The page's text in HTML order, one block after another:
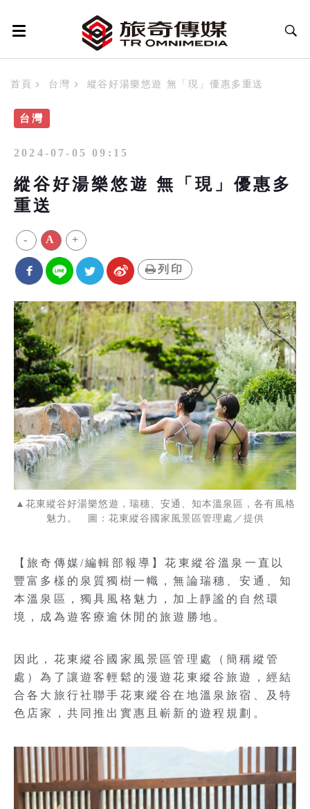
首頁 台灣 縱谷好湯樂悠遊 無「現」優惠多重送
台灣
2024-07-05 09:15
縱谷好湯樂悠遊 無「現」優惠多
重送
- A +
列印
▲花東縱谷好湯樂悠遊，瑞穗、安通、知本溫泉區，各有風格
魅力。 圖：花東縱谷國家風景區管理處／提供
【旅奇傳媒/編輯部報導】花東縱谷溫泉一直以
豐富多樣的泉質獨樹一幟，無論瑞穗、安通、知
本溫泉區，獨具風格魅力，加上靜謐的自然環
境，成為遊客療逾休閒的旅遊勝地。
因此，花東縱谷國家風景區管理處（簡稱縱管
處）為了讓遊客輕鬆的漫遊花東縱谷旅遊，經結
合各大旅行社聯手花東縱谷在地溫泉旅宿、及特
色店家，共同推出實惠且嶄新的遊程規劃。